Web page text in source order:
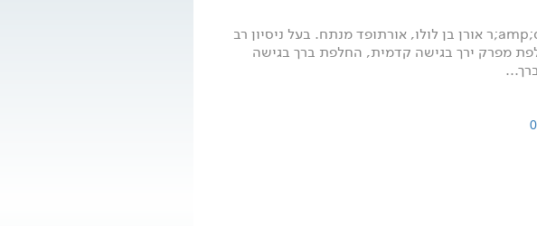
&lt;p&gt;ד&amp;quot;ר אורן בן לולו, אורתופד מנתח. בעל ניסיון רב
מפרק ירך בגישה קדמית, החלפת ברך בגישה